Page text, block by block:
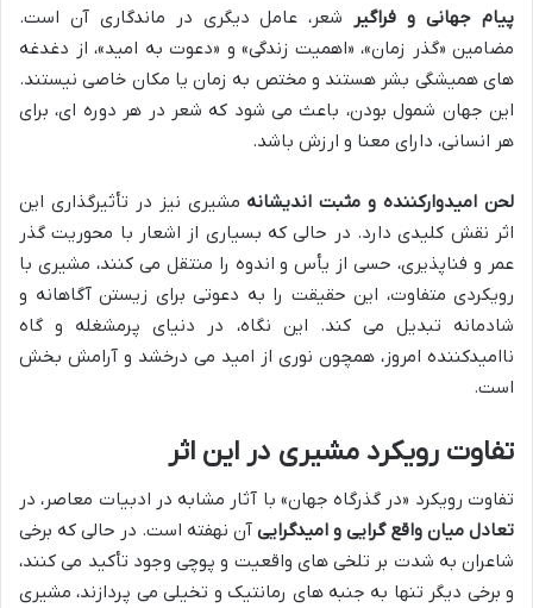
پیام جهانی و فراگیر
شعر، عامل دیگری در ماندگاری آن است.
مضامین «گذر زمان»، «اهمیت زندگی» و «دعوت به امید»، از دغدغه
های همیشگی بشر هستند و مختص به زمان یا مکان خاصی نیستند.
این جهان شمول بودن، باعث می شود که شعر در هر دوره ای، برای
هر انسانی، دارای معنا و ارزش باشد.
لحن امیدوارکننده و مثبت اندیشانه مشیری نیز در تأثیرگذاری این
اثر نقش کلیدی دارد. در حالی که بسیاری از اشعار با محوریت گذر
عمر و فناپذیری، حسی از یأس و اندوه را منتقل می کنند، مشیری با
رویکردی متفاوت، این حقیقت را به دعوتی برای زیستن آگاهانه و
شادمانه تبدیل می کند. این نگاه، در دنیای پرمشغله و گاه
ناامیدکننده امروز، همچون نوری از امید می درخشد و آرامش بخش
است.
تفاوت رویکرد مشیری در این اثر
تفاوت رویکرد «در گذرگاه جهان» با آثار مشابه در ادبیات معاصر، در
تعادل میان واقع گرایی و امیدگرایی آن نهفته است. در حالی که برخی
شاعران به شدت بر تلخی های واقعیت و پوچی وجود تأکید می کنند،
و برخی دیگر تنها به جنبه های رمانتیک و تخیلی می پردازند، مشیری